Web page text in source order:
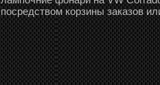
посредством корзины заказов